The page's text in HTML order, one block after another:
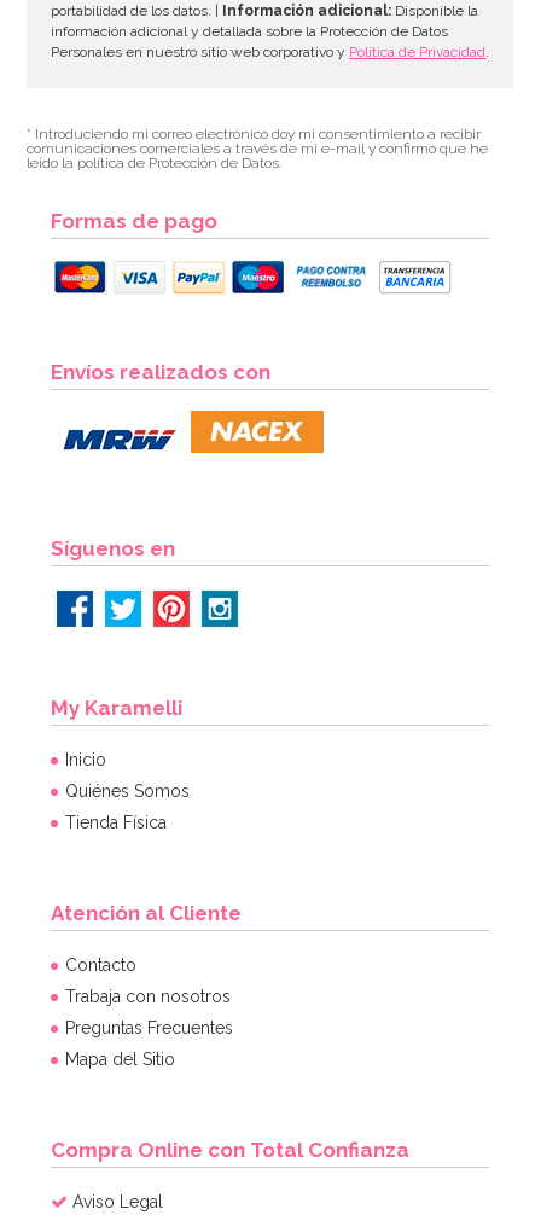
portabilidad de los datos. |
Información adicional: Disponible la
información adicional y detallada sobre la Protección de Datos
Personales en nuestro sitio web corporativo y Política de Privacidad.
* Introduciendo mi correo electrónico doy mi consentimiento a recibir
comunicaciones comerciales a través de mi e-mail y confirmo que he
leído la política de Protección de Datos.
Formas de pago
Envíos realizados con
Síguenos en
My Karamelli
Inicio
Quiénes Somos
Tienda Física
Atención al Cliente
Contacto
Trabaja con nosotros
Preguntas Frecuentes
Mapa del Sitio
Compra Online con Total Confianza
Aviso Legal